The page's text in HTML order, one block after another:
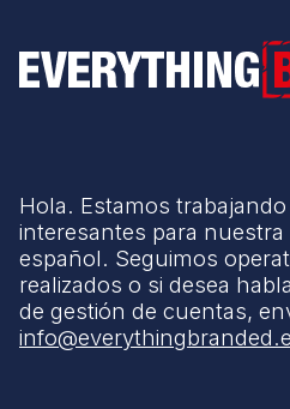
Everything
Hola. Estamos
interesantes para nuestra
español. Seguimos
realizados o si desea
de gestión de cuentas,